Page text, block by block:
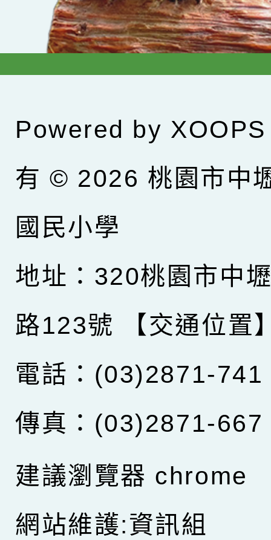
Powered by XOOPS
有 © 2026 桃園市中
國民小學
地址：320桃園市中
路123號
【交通位置
電話：(03)2871-741
傳真：(03)2871-667
建議瀏覽器 chrome
網站維護:資訊組